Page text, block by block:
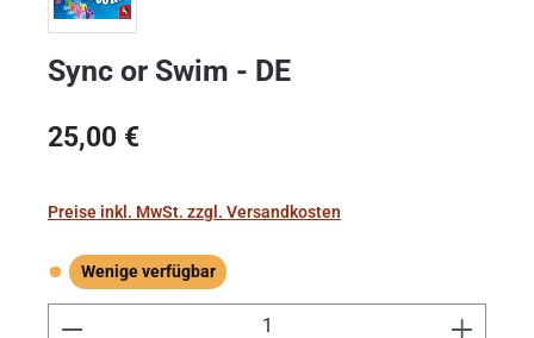
Sync or Swim - DE
Regulärer Preis:
25,00 €
Preise inkl. MwSt. zzgl. Versandkosten
Wenige verfügbar
Wenige verfügbar
Produkt Anzahl: Gib den gewünschten